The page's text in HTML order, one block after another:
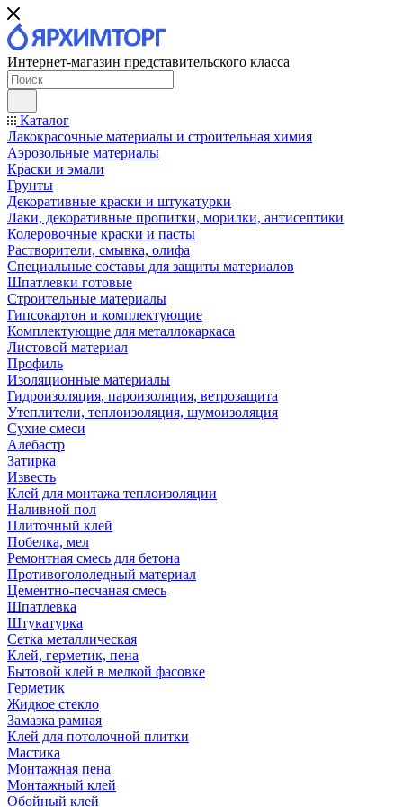
Интернет-магазин представительского класса
Каталог
Лакокрасочные материалы и строительная химия
Аэрозольные материалы
Краски и эмали
Грунты
Декоративные краски и штукатурки
Лаки, декоративные пропитки, морилки, антисептики
Колеровочные краски и пасты
Растворители, смывка, олифа
Специальные составы для защиты материалов
Шпатлевки готовые
Строительные материалы
Гипсокартон и комплектующие
Комплектующие для металлокаркаса
Листовой материал
Профиль
Изоляционные материалы
Гидроизоляция, пароизоляция, ветрозащита
Утеплители, теплоизоляция, шумоизоляция
Сухие смеси
Алебастр
Затирка
Известь
Клей для монтажа теплоизоляции
Наливной пол
Плиточный клей
Побелка, мел
Ремонтная смесь для бетона
Противогололедный материал
Цементно-песчаная смесь
Шпатлевка
Штукатурка
Сетка металлическая
Клей, герметик, пена
Бытовой клей в мелкой фасовке
Герметик
Жидкое стекло
Замазка рамная
Клей для потолочной плитки
Мастика
Монтажная пена
Монтажный клей
Обойный клей